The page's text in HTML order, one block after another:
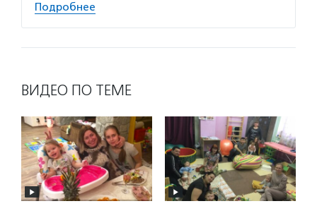
Подробнее
ВИДЕО ПО ТЕМЕ